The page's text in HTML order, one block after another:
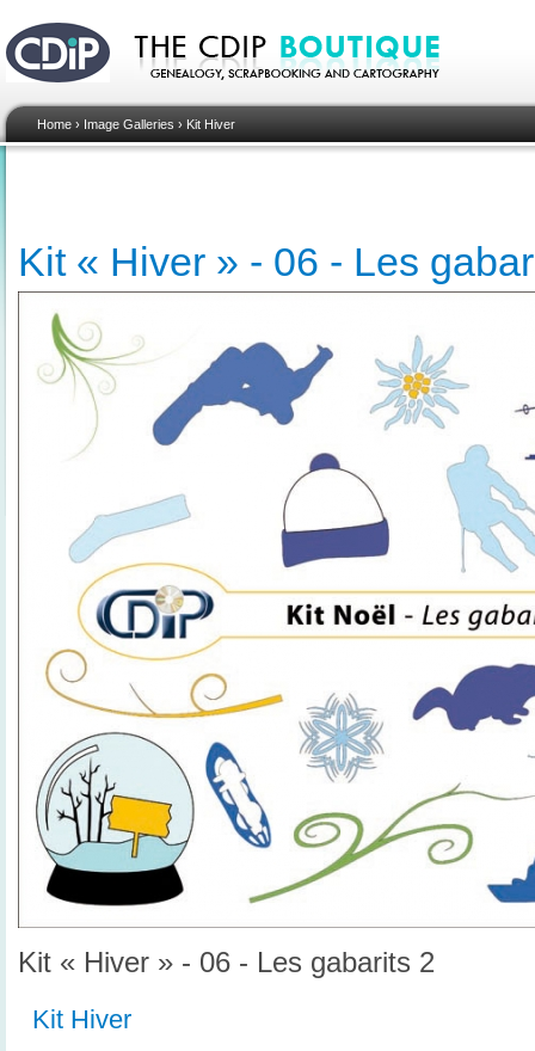
Home › Image Galleries › Kit Hiver
Kit « Hiver » - 06 - Les
Kit « Hiver » - 06 - Les gabarits 2
Kit Hiver